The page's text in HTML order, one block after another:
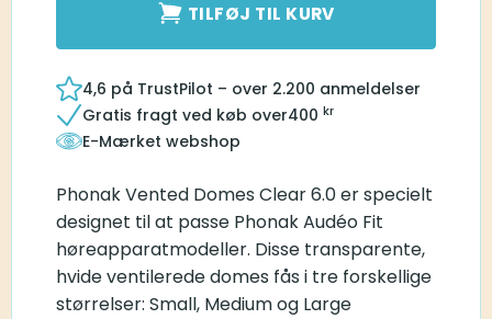
TILFØJ TIL KURV
4,6 på TrustPilot – over 2.200 anmeldelser
Gratis fragt ved køb over400 kr
E-Mærket webshop
Phonak Vented Domes Clear 6.0 er specielt
designet til at passe Phonak Audéo Fit
høreapparatmodeller. Disse transparente,
hvide ventilerede domes fås i tre forskellige
størrelser: Small, Medium og Large